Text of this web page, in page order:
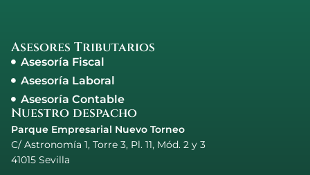
Asesores Tributarios
Asesoría Fiscal
Asesoría Laboral
Asesoría Contable
Nuestro despacho
Parque Empresarial Nuevo Torneo
C/ Astronomía 1, Torre 3, Pl. 11, Mód. 2 y 3
41015 Sevilla